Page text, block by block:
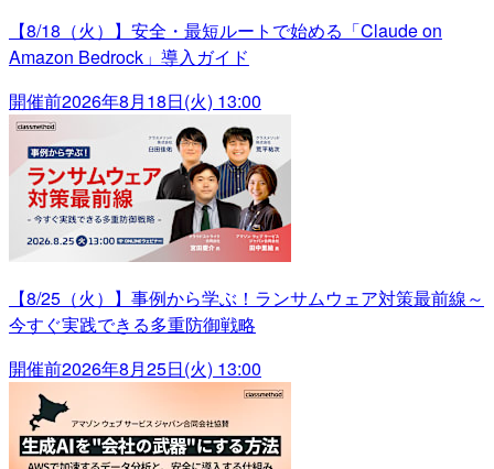
【8/18（火）】安全・最短ルートで始める「Claude on
Amazon Bedrock」導入ガイド
開催前2026年8月18日(火) 13:00
【8/25（火）】事例から学ぶ！ランサムウェア対策最前線～
今すぐ実践できる多重防御戦略
開催前2026年8月25日(火) 13:00